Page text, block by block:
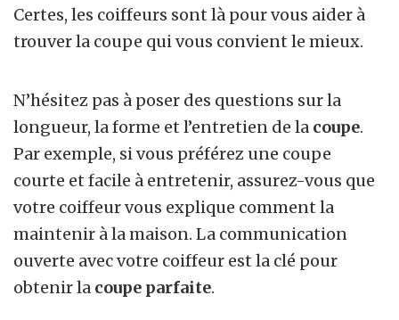
Certes, les coiffeurs sont là pour vous aider à
trouver la coupe qui vous convient le mieux.
N’hésitez pas à poser des questions sur la
longueur, la forme et l’entretien de la coupe.
Par exemple, si vous préférez une coupe
courte et facile à entretenir, assurez-vous que
votre coiffeur vous explique comment la
maintenir à la maison. La communication
ouverte avec votre coiffeur est la clé pour
obtenir la coupe parfaite.